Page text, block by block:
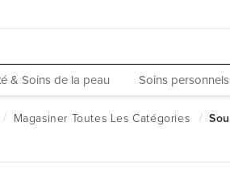
& Soins de la peau Soins personnels